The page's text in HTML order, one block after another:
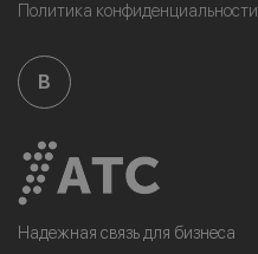
Политика конфиденциальности
B
Надежная связь для бизнеса